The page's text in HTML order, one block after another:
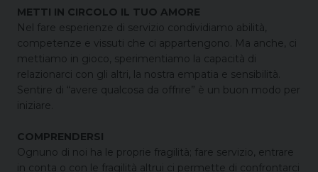
METTI IN CIRCOLO IL TUO AMORE
Nel fare esperienze di servizio condividiamo abilità,
competenze e vissuti che ci appartengono. Ma anche, ci
mettiamo in gioco, sperimentiamo la capacità di
relazionarci con gli altri, la nostra empatia e sensibilità.
Sentire di “avere qualcosa da offrire” è un buon modo per
iniziare.
COMPRENDERSI
Ognuno di noi ha le proprie fragilità; fare servizio, entrare
in conta o con le fragilità altrui ci permette di confrontarci